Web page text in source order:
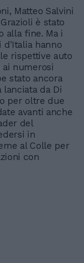
Matteo Salvini
è stato
alla fine. Ma i
d'Italia hanno
rispettive auto
numerosi
stato ancora
da Di
per oltre due
avanti anche
del
in
al Colle per
con